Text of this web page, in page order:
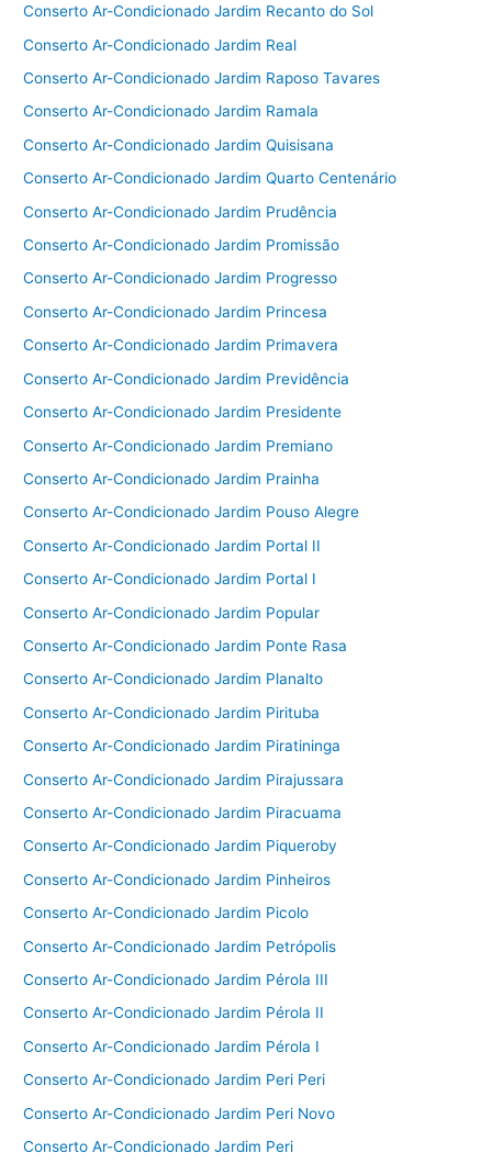
Conserto Ar-Condicionado Jardim Recanto do Sol
Conserto Ar-Condicionado Jardim Real
Conserto Ar-Condicionado Jardim Raposo Tavares
Conserto Ar-Condicionado Jardim Ramala
Conserto Ar-Condicionado Jardim Quisisana
Conserto Ar-Condicionado Jardim Quarto Centenário
Conserto Ar-Condicionado Jardim Prudência
Conserto Ar-Condicionado Jardim Promissão
Conserto Ar-Condicionado Jardim Progresso
Conserto Ar-Condicionado Jardim Princesa
Conserto Ar-Condicionado Jardim Primavera
Conserto Ar-Condicionado Jardim Previdência
Conserto Ar-Condicionado Jardim Presidente
Conserto Ar-Condicionado Jardim Premiano
Conserto Ar-Condicionado Jardim Prainha
Conserto Ar-Condicionado Jardim Pouso Alegre
Conserto Ar-Condicionado Jardim Portal II
Conserto Ar-Condicionado Jardim Portal I
Conserto Ar-Condicionado Jardim Popular
Conserto Ar-Condicionado Jardim Ponte Rasa
Conserto Ar-Condicionado Jardim Planalto
Conserto Ar-Condicionado Jardim Pirituba
Conserto Ar-Condicionado Jardim Piratininga
Conserto Ar-Condicionado Jardim Pirajussara
Conserto Ar-Condicionado Jardim Piracuama
Conserto Ar-Condicionado Jardim Piqueroby
Conserto Ar-Condicionado Jardim Pinheiros
Conserto Ar-Condicionado Jardim Picolo
Conserto Ar-Condicionado Jardim Petrópolis
Conserto Ar-Condicionado Jardim Pérola III
Conserto Ar-Condicionado Jardim Pérola II
Conserto Ar-Condicionado Jardim Pérola I
Conserto Ar-Condicionado Jardim Peri Peri
Conserto Ar-Condicionado Jardim Peri Novo
Conserto Ar-Condicionado Jardim Peri